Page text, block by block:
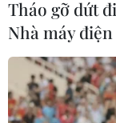
Nhà bán lẻ
nhất châu Âu
nhuận
Tháo gỡ dứt
Nhà máy